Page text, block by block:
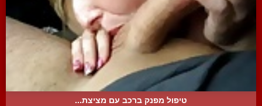
טיפול מפנק ברכב עם מציצת...